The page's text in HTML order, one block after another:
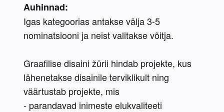
Auhinnad:
Igas kategoorias antakse välja 3-5
nominatsiooni ja neist valitakse võitja.
Graafilise disaini žürii hindab projekte, kus
lähenetakse disainile terviklikult ning
väärtustab projekte, mis
- parandavad inimeste elukvaliteeti